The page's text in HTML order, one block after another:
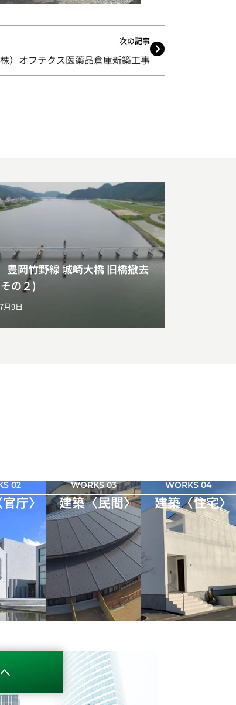
次の記事
株）オフテクス医薬品倉庫新築工事
豊岡竹野線 城崎大橋 旧橋撤去
の２)
月9日
02
庁〉
WORKS 03
建築〈民間〉
WORKS 04
建築〈住宅〉